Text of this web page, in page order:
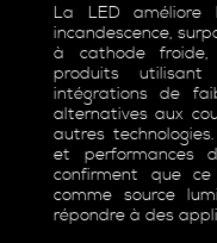
La LED améliore
incandescence,
à cathode
produits
intégrations de
alternatives aux
autres
et performances
confirment que
comme source
répondre à des